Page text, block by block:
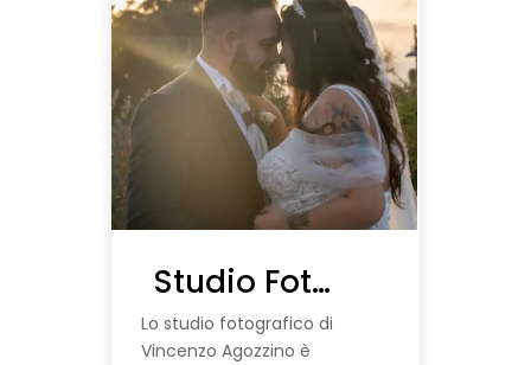
Studio Fotografico Vincenzo Agozzino
Lo studio fotografico di
Vincenzo Agozzino è